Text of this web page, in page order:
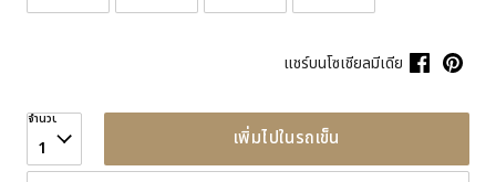
แชร์บนโซเชียลมีเดีย
จำนวน
1 เพิ่มไปในรถเข็น